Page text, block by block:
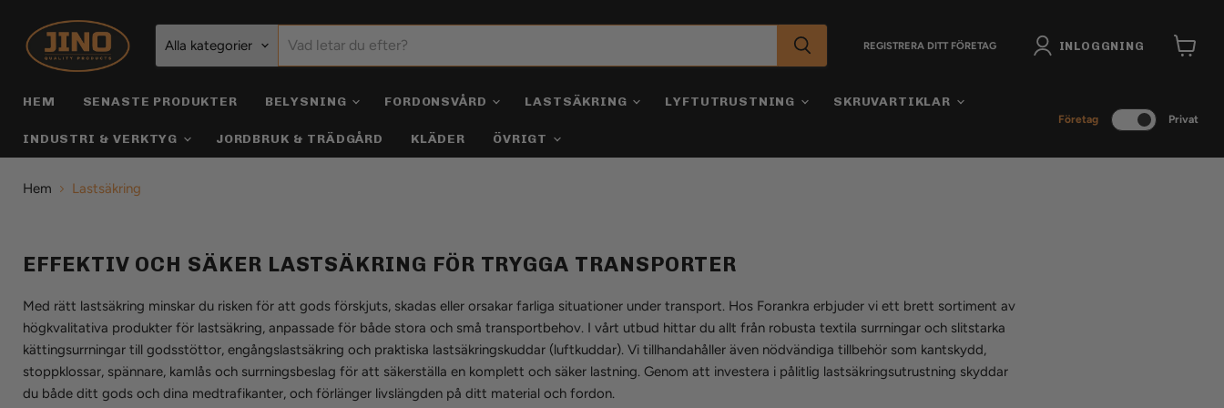
Alla kategorier REGISTRERA DITT FÖRETAG INLOGGNING
HEM SENASTE PRODUKTER BELYSNING FORDONSVÅRD LASTSÄKRING LYFTUTRUSTNING SKRUVARTIKLAR
INDUSTRI & VERKTYG JORDBRUK & TRÄDGÅRD KLÄDER ÖVRIGT
Företag Privat
Hem Lastsäkring
EFFEKTIV OCH SÄKER LASTSÄKRING FÖR TRYGGA TRANSPORTER
Med rätt lastsäkring minskar du risken för att gods förskjuts, skadas eller orsakar farliga situationer under transport. Hos Forankra erbjuder vi ett brett sortiment av
högkvalitativa produkter för lastsäkring, anpassade för både stora och små transportbehov. I vårt utbud hittar du allt från robusta textila surrningar och slitstarka
kättingsurrningar till godsstöttor, engångslastsäkring och praktiska lastsäkringskuddar (luftkuddar). Vi tillhandahåller även nödvändiga tillbehör som kantskydd,
stoppklossar, spännare, kamlås och surrningsbeslag för att säkerställa en komplett och säker lastning. Genom att investera i pålitlig lastsäkringsutrustning skyddar
du både ditt gods och dina medtrafikanter, och förlänger livslängden på ditt material och fordon.